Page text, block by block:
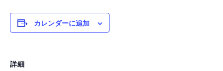
Shop
カレンダーに追加
詳細